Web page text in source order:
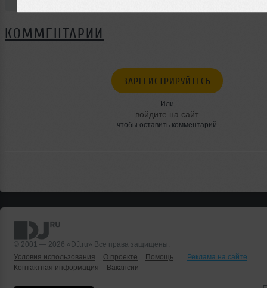
КОММЕНТАРИИ
ЗАРЕГИСТРИРУЙТЕСЬ
Или
войдите на сайт
чтобы оставить комментарий
© 2001 — 2026 «DJ.ru» Все права защищены.
Условия использования
О проекте Помощь
Реклама на сайте
Контактная информация
Вакансии